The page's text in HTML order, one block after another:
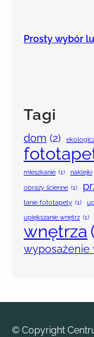
Prosty wybór
Tagi
dom (2)
mieszkanie (1) naklejki
obrazy ścienne (1)
tanie fototapety (1)
upiększanie wnętrz (1)
wnętrza
wyposażenie
© Copyright